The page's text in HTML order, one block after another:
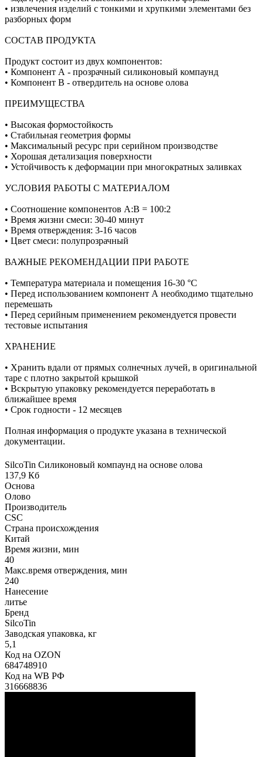
• извлечения изделий с тонкими и хрупкими элементами без
разборных форм
СОСТАВ ПРОДУКТА
Продукт состоит из двух компонентов:
• Компонент А - прозрачный силиконовый компаунд
• Компонент В - отвердитель на основе олова
ПРЕИМУЩЕСТВА
• Высокая формостойкость
• Стабильная геометрия формы
• Максимальный ресурс при серийном производстве
• Хорошая детализация поверхности
• Устойчивость к деформации при многократных заливках
УСЛОВИЯ РАБОТЫ С МАТЕРИАЛОМ
• Соотношение компонентов А:В = 100:2
• Время жизни смеси: 30-40 минут
• Время отверждения: 3-16 часов
• Цвет смеси: полупрозрачный
ВАЖНЫЕ РЕКОМЕНДАЦИИ ПРИ РАБОТЕ
• Температура материала и помещения 16-30 °C
• Перед использованием компонент А необходимо тщательно
перемешать
• Перед серийным применением рекомендуется провести
тестовые испытания
ХРАНЕНИЕ
• Хранить вдали от прямых солнечных лучей, в оригинальной
таре с плотно закрытой крышкой
• Вскрытую упаковку рекомендуется переработать в
ближайшее время
• Срок годности - 12 месяцев
Полная информация о продукте указана в технической
документации.
SilcoTin Силиконовый компаунд на основе олова
137,9 Кб
Основа
Олово
Производитель
CSC
Страна происхождения
Китай
Время жизни, мин
40
Макс.время отверждения, мин
240
Нанесение
литье
Бренд
SilcoTin
Заводская упаковка, кг
5,1
Код на OZON
684748910
Код на WB РФ
316668836